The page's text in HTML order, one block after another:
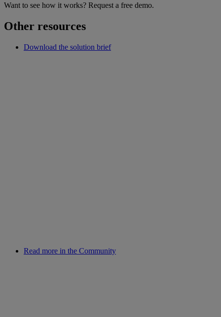
Want to see how it works? Request a free demo.
Other resources
Download the solution brief
Read more in the Community